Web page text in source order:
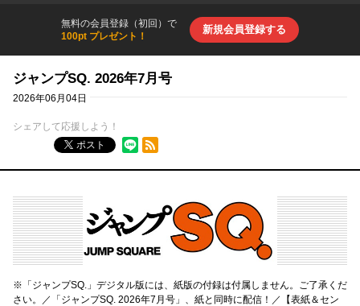
無料の会員登録（初回）で
100pt プレゼント！
新規会員登録する
ジャンプSQ. 2026年7月号
2026年06月04日
シェアして応援しよう！
ポスト
RSSフィード
※「ジャンプSQ.」デジタル版には、紙版の付録は付属しません。ご了承くだ
さい。／「ジャンプSQ. 2026年7月号」、紙と同時に配信！／【表紙＆セン